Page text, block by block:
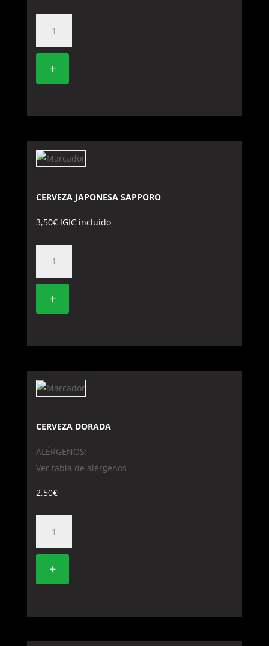
cantidad
+
CERVEZA JAPONESA SAPPORO
3,50€ IGIC incluido
JAPONESA
SAPPORO
cantidad
+
CERVEZA DORADA
ALÉRGENOS:
Ver tabla de alérgenos
2,50€
DORADA
cantidad
+